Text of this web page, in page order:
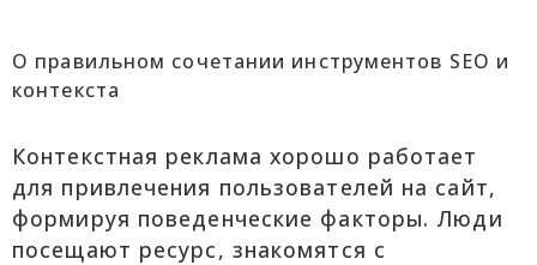
О правильном сочетании инструментов SEO и
контекста
Контекстная реклама хорошо работает
для привлечения пользователей на сайт,
формируя поведенческие факторы. Люди
посещают ресурс, знакомятся с